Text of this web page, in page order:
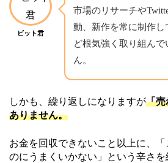
ビット君
市場のリサーチや
動、新作を常に制作
ど根気強く取り組ん
ん。
しかも、繰り返しになりますが「売
ありません。
お金を回収できないこと以上に、
のにうまくいかない」という辛さ